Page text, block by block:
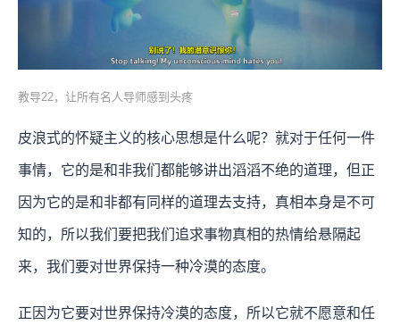
教导22，让所有名人导师感到头疼
皮浪式的怀疑主义的核心思想是什么呢？就对于任何一件
事情，它的是和非我们都能够讲出滔滔不绝的道理，但正
因为它的是和非都有同样的道理去支持，真相本身是不可
知的，所以我们要把我们追求事物真相的热情给悬隔起
来，我们要对世界保持一种冷漠的态度。
正因为它要对世界保持冷漠的态度，所以它就不愿意和任